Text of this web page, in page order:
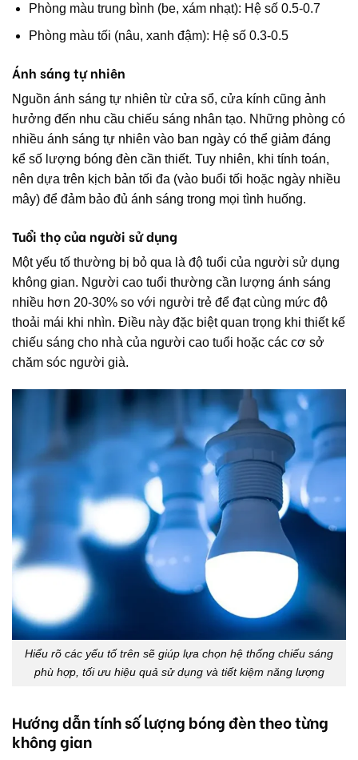
Phòng màu trung bình (be, xám nhạt): Hệ số 0.5-0.7
Phòng màu tối (nâu, xanh đậm): Hệ số 0.3-0.5
Ánh sáng tự nhiên
Nguồn ánh sáng tự nhiên từ cửa sổ, cửa kính cũng ảnh
hưởng đến nhu cầu chiếu sáng nhân tạo. Những phòng có
nhiều ánh sáng tự nhiên vào ban ngày có thể giảm đáng
kể số lượng bóng đèn cần thiết. Tuy nhiên, khi tính toán,
nên dựa trên kịch bản tối đa (vào buổi tối hoặc ngày nhiều
mây) để đảm bảo đủ ánh sáng trong mọi tình huống.
Tuổi thọ của người sử dụng
Một yếu tố thường bị bỏ qua là độ tuổi của người sử dụng
không gian. Người cao tuổi thường cần lượng ánh sáng
nhiều hơn 20-30% so với người trẻ để đạt cùng mức độ
thoải mái khi nhìn. Điều này đặc biệt quan trọng khi thiết kế
chiếu sáng cho nhà của người cao tuổi hoặc các cơ sở
chăm sóc người già.
Hiểu rõ các yếu tố trên sẽ giúp lựa chọn hệ thống chiếu sáng
phù hợp, tối ưu hiệu quả sử dụng và tiết kiệm năng lượng
Hướng dẫn tính số lượng bóng đèn theo từng
không gian